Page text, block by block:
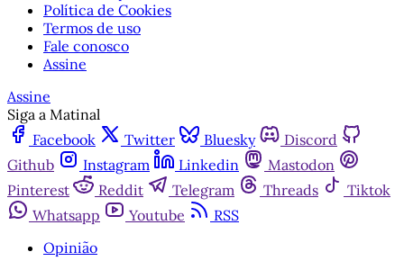
Política de Cookies
Termos de uso
Fale conosco
Assine
Assine
Siga a Matinal
Facebook
Twitter Bluesky
Discord
Github
Instagram Linkedin
Mastodon
Pinterest
Reddit Telegram Threads
Tiktok
Whatsapp
Youtube
RSS
Opinião